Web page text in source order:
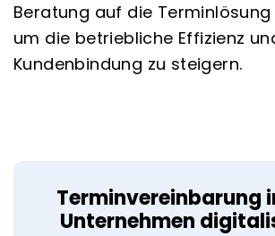
Beratung auf die
um die betriebliche Effizienz
Kundenbindung zu steigern.
Terminvereinbarung
Unternehmen